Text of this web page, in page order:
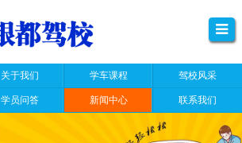
关于我们 学车课程 驾校风采
学员问答 新闻中心 联系我们